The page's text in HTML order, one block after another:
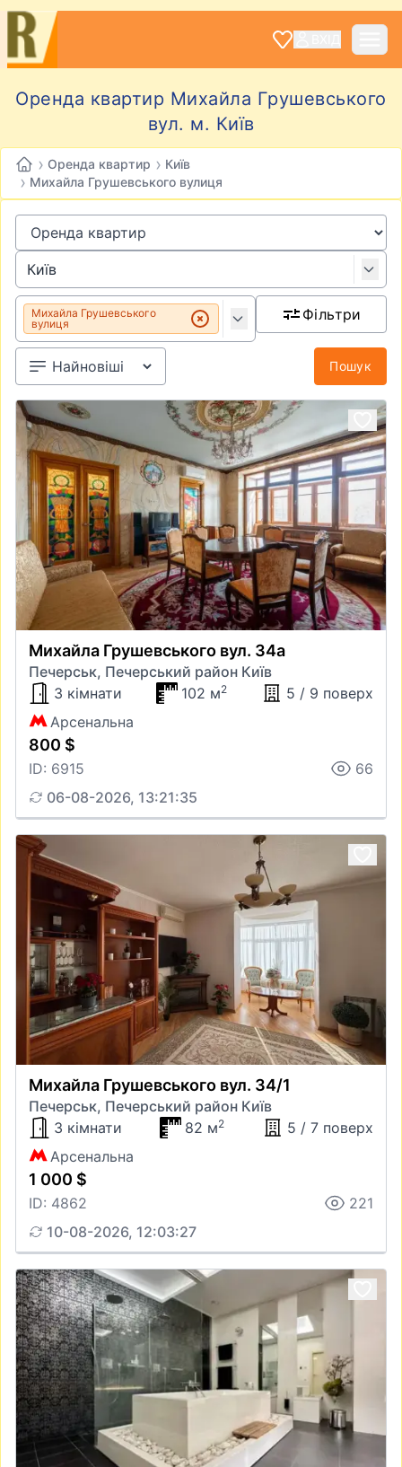
Оренда квартир Михайла Грушевського
вул. м. Київ
› Оренда квартир › Київ
› Михайла Грушевського вулиця
Михайла Грушевського
вулиця
Фільтри
Пошук
Михайла Грушевського вул. 34а
Печерськ, Печерський район Київ
3 кімнати
102 м2
5 / 9 поверх
Арсенальна
800 $
ID: 6915
66
06-08-2026, 13:21:35
Михайла Грушевського вул. 34/1
Печерськ, Печерський район Київ
3 кімнати
82 м2
5 / 7 поверх
Арсенальна
1 000 $
ID: 4862
221
10-08-2026, 12:03:27